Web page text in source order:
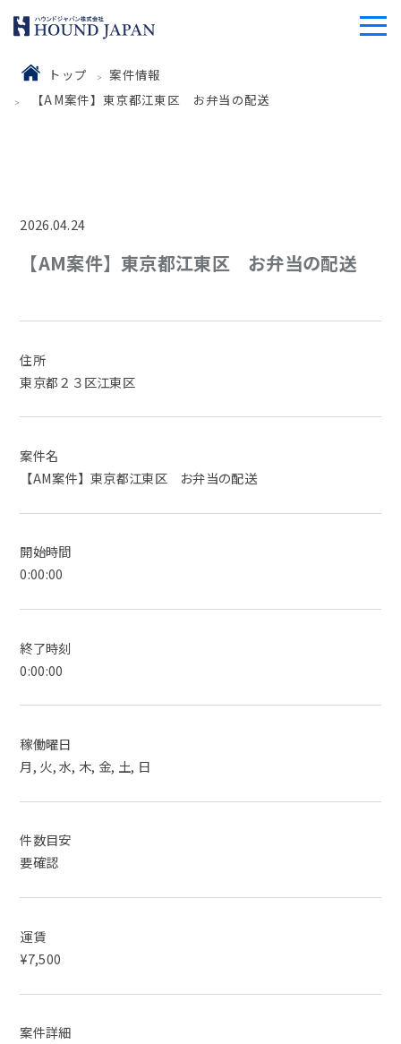
トップ
案件情報
【AM案件】東京都江東区 お弁当の配送
2026.04.24
【AM案件】東京都江東区 お弁当の配送
住所
東京都２３区江東区
案件名
【AM案件】東京都江東区 お弁当の配送
開始時間
0:00:00
終了時刻
0:00:00
稼働曜日
月, 火, 水, 木, 金, 土, 日
件数目安
要確認
運賃
¥7,500
案件詳細